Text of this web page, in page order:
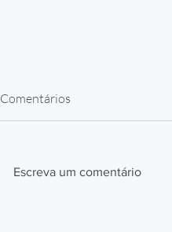
Comentários
Escreva um comentário